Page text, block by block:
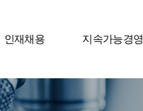
인재채용 지속가능경영